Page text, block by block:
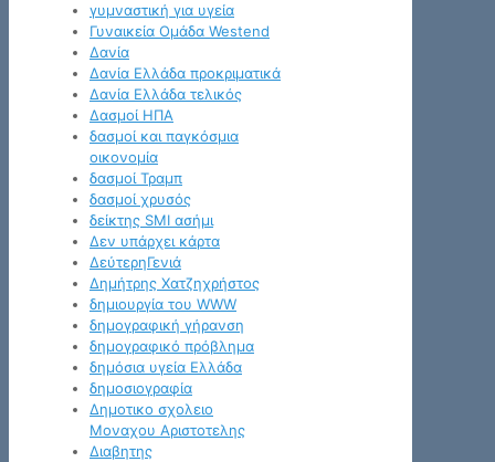
γυμναστική για υγεία
Γυναικεία Ομάδα Westend
Δανία
Δανία Ελλάδα προκριματικά
Δανία Ελλάδα τελικός
Δασμοί ΗΠΑ
δασμοί και παγκόσμια
οικονομία
δασμοί Τραμπ
δασμοί χρυσός
δείκτης SMI ασήμι
Δεν υπάρχει κάρτα
ΔεύτερηΓενιά
Δημήτρης Χατζηχρήστος
δημιουργία του WWW
δημογραφική γήρανση
δημογραφικό πρόβλημα
δημόσια υγεία Ελλάδα
δημοσιογραφία
Δημοτικο σχολειο
Μοναχου Αριστοτελης
Διαβητης